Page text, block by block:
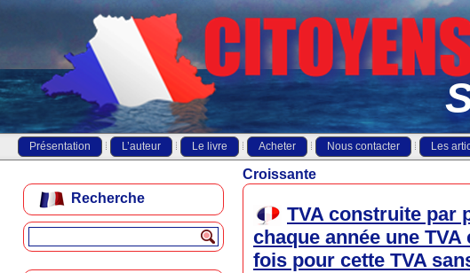
Présentation L’auteur Le livre Acheter Nous contacter Les
Recherche
Croissante
TVA construite par
chaque année une
fois pour cette TVA